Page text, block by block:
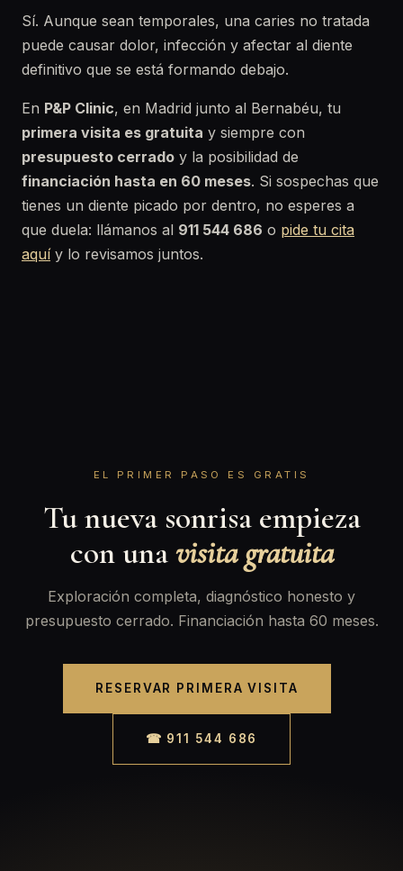
Sí. Aunque sean temporales, una caries no tratada
puede causar dolor, infección y afectar al diente
definitivo que se está formando debajo.
En P&P Clinic, en Madrid junto al Bernabéu, tu
primera visita es gratuita y siempre con
presupuesto cerrado y la posibilidad de
financiación hasta en 60 meses. Si sospechas que
tienes un diente picado por dentro, no esperes a
que duela: llámanos al 911 544 686 o pide tu cita
aquíy lo revisamos juntos.
EL PRIMER PASO ES GRATIS
Tu nueva sonrisa empieza
con unavisita gratuita
Exploración completa, diagnóstico honesto y
presupuesto cerrado. Financiación hasta 60 meses.
RESERVAR PRIMERA VISITA
☎ 911 544 686